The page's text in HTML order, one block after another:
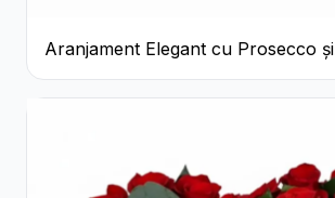
Aranjament Elegant cu Prosecco și
Flori Galbene.